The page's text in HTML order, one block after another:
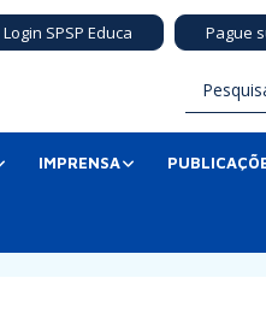
Login SPSP Educa Pague
IMPRENSA